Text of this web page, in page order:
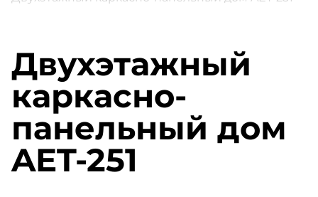
Двухэтажный
каркасно-
панельный дом
AET-251